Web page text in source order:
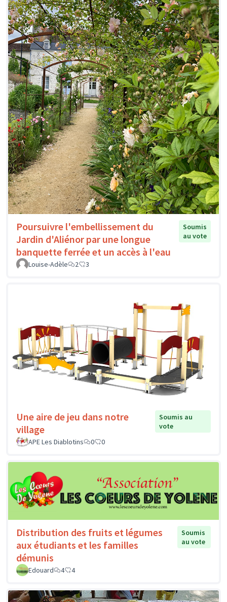
Poursuivre l'embellissement du
Jardin d'Aliénor par une longue
banquette ferrée et un accès à l'eau
Soumis
au vote
Louise-Adèle 2 3
Une aire de jeu dans notre
village
Soumis au
vote
APE Les Diablotins
0 0
Distribution des fruits et légumes
aux étudiants et les familles
démunis
Soumis
au vote
Edouard 4 4